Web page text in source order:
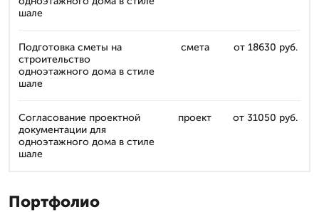
шале
Подготовка сметы на
строительство
одноэтажного дома в стиле
шале
смета от 18630 руб.
Согласование проектной
документации для
одноэтажного дома в стиле
шале
проект от 31050 руб.
Портфолио